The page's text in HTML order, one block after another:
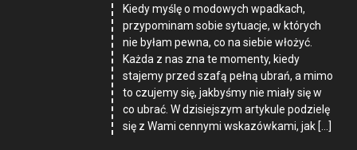
Kiedy myślę o modowych wpadkach,
przypominam sobie sytuacje, w których
nie byłam pewna, co na siebie włożyć.
Każda z nas zna te momenty, kiedy
stajemy przed szafą pełną ubrań, a mimo
to czujemy się, jakbyśmy nie miały się w
co ubrać. W dzisiejszym artykule podzielę
się z Wami cennymi wskazówkami, jak […]